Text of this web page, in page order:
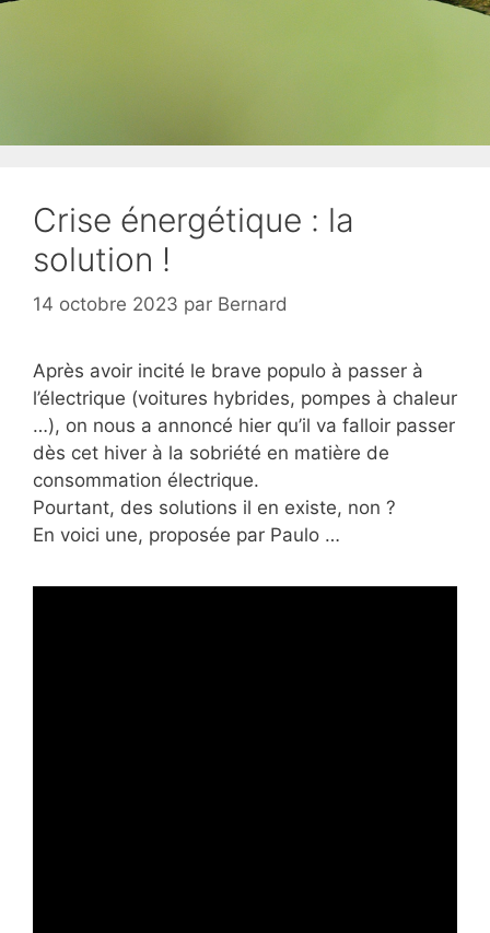
Crise énergétique : la
solution !
14 octobre 2023 par Bernard
Après avoir incité le brave populo à passer à
l’électrique (voitures hybrides, pompes à chaleur
…), on nous a annoncé hier qu’il va falloir passer
dès cet hiver à la sobriété en matière de
consommation électrique.
Pourtant, des solutions il en existe, non ?
En voici une, proposée par Paulo …